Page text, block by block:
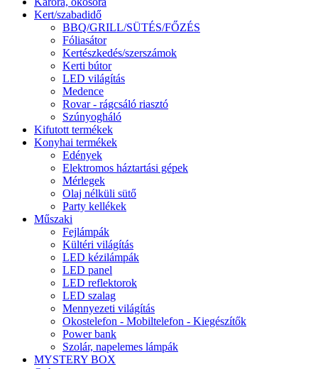
Kert/szabadidő
BBQ/GRILL/SÜTÉS/FŐZÉS
Fóliasátor
Kertészkedés/szerszámok
Kerti bútor
LED világítás
Medence
Rovar - rágcsáló riasztó
Szúnyogháló
Kifutott termékek
Konyhai termékek
Edények
Elektromos háztartási gépek
Mérlegek
Olaj nélküli sütő
Party kellékek
Műszaki
Fejlámpák
Kültéri világítás
LED kézilámpák
LED panel
LED reflektorok
LED szalag
Mennyezeti világítás
Okostelefon - Mobiltelefon - Kiegészítők
Power bank
Szolár, napelemes lámpák
MYSTERY BOX